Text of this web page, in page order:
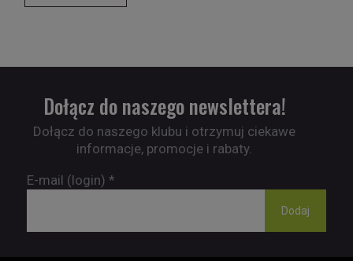
Dołącz do naszego newslettera!
Dołącz do naszego klubu i otrzymuj ciekawe
informacje, promocje i rabaty.
E-mail (login) *